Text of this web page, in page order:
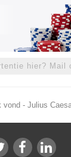
hier? Mail
vond - Julius